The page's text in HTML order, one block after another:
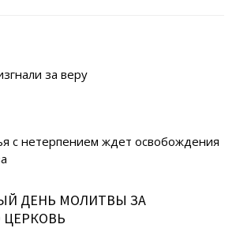
kl
as
ni
u
r
al
st
за веру
с нетерпением ждет освобождения
ДЕНЬ МОЛИТВЫ ЗА